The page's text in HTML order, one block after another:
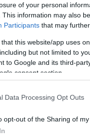
of your personal
This information may also
Participants that may
that this website/app uses
but not limited to
to Google and its third-
consent section.
Data Processing Opt Outs
opt-out of the Sharing of my